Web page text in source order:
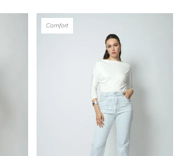
Comfort